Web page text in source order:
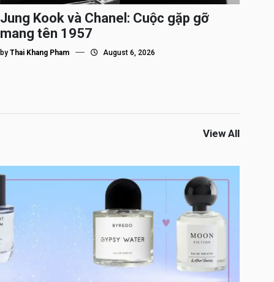
Jung Kook và Chanel: Cuộc gặp gỡ
mang tên 1957
byThai Khang Pham August 6, 2026
View All